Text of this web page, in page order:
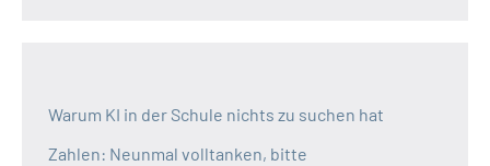
Warum KI in der Schule nichts zu suchen hat
Zahlen: Neunmal volltanken, bitte